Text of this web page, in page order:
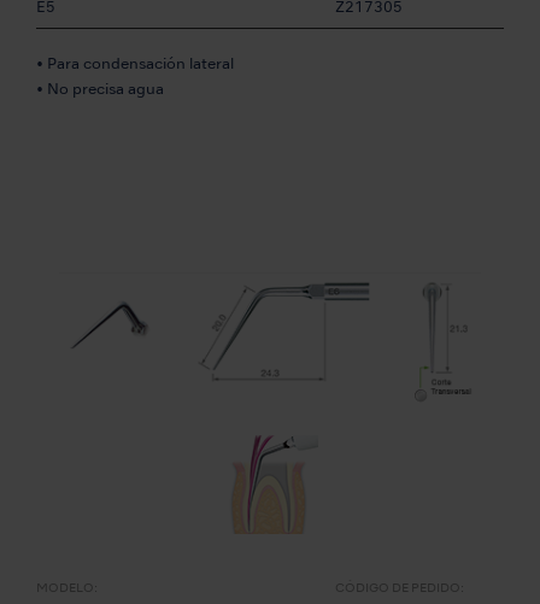
E5 Z217305
• Para condensación lateral
• No precisa agua
MODELO: CÓDIGO DE PEDIDO: